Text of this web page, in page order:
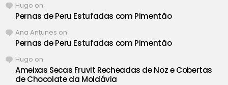
Hugo on
Pernas de Peru Estufadas com Pimentão
Ana Antunes on
Pernas de Peru Estufadas com Pimentão
Hugo on
Ameixas Secas Fruvit Recheadas de Noz e Cobertas
de Chocolate da Moldávia